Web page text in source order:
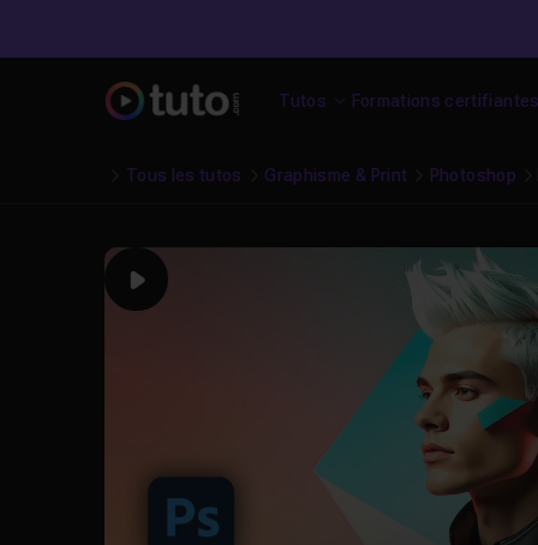
Tutos Formations certifiantes
Tous les tutos Graphisme & Print Photoshop
Play